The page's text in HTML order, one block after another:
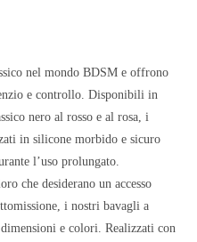
nel mondo BDSM e offrono
e controllo. Disponibili in
nero al rosso e al rosa, i
in silicone morbido e sicuro
l’uso prolungato.
che desiderano un accesso
i nostri bavagli a
e colori. Realizzati con